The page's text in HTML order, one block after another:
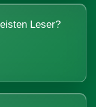
Leser?